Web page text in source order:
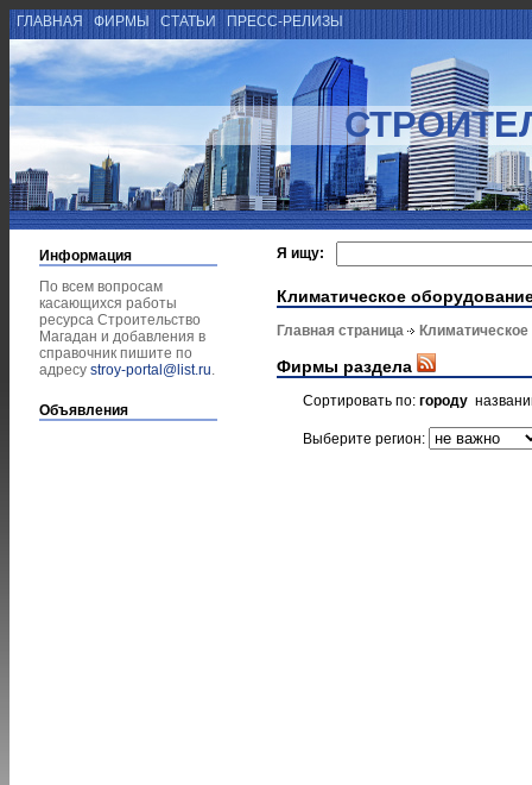
ГЛАВНАЯ ФИРМЫ СТАТЬИ ПРЕСС-РЕЛИЗЫ
Информация
По всем вопросам
касающихся работы
ресурса Строительство
Магадан и добавления в
справочник пишите по
адресу stroy-portal@list.ru.
Объявления
Я ищу:
Климатическое
Главная страница
Фирмы раздела
Сортировать по: городу
Выберите регион: